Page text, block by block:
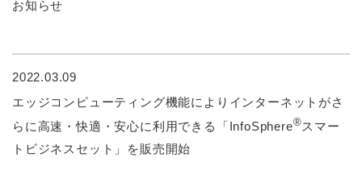
お知らせ
2022.03.09
エッジコンピューティング機能によりインターネットがさ
らに高速・快適・安心に利用できる「InfoSphere®スマー
トビジネスセット」を販売開始